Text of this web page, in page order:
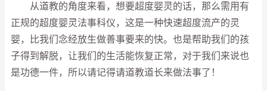
从道教的角度来看，想要超度婴灵的话，那么需用有
正规的超度婴灵法事科仪，这是一种快速超度流产的灵
婴，比我们念经放生做善事要来的快。也是帮助我们的孩
子得到解脱，让我们的生活能恢复正常，对于我们来说也
是功德一件，所以请记得请道教道长来做法事了！